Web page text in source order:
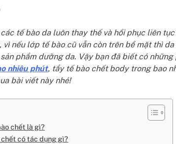
tế bào da luôn thay thế và hồi phục liên
vì nếu lớp tế bào cũ vẫn còn trên bề mặt thì
phẩm dưỡng da. Vậy bạn đã biết có
nhiêu phút, tẩy tế bào chết body trong bao
bài viết này nhé!
chết là gì?
chết có tác dụng gì?